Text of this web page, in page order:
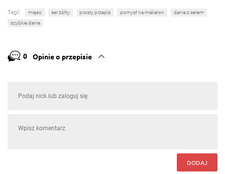
Tagi: mięso ser żółty prosty przepis pomysł na makaron
danie z serem
szybkie danie
0 Opinie o przepisie
DODAJ